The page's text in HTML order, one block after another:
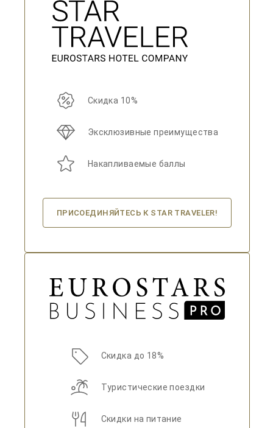
Скидка 10%
Эксклюзивные преимущества
Накапливаемые баллы
ПРИСОЕДИНЯЙТЕСЬ К STAR TRAVELER!
Скидка до 18%
Туристические поездки
Скидки на питание